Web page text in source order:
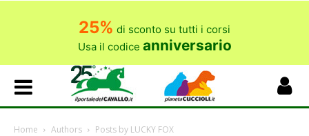
25% di sconto su tutti i corsi
Usa il codice anniversario
Home Authors Posts by LUCKY FOX